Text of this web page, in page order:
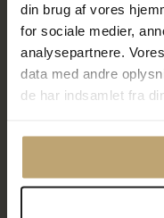
din brug af vores
for sociale medier,
analysepartnere.
data med andre
de har indsamlet fra
På fjernlager